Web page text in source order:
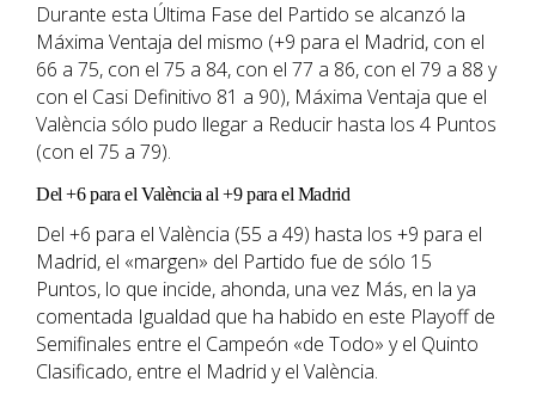
Durante esta Última Fase del Partido se alcanzó la
Máxima Ventaja del mismo (+9 para el Madrid, con el
66 a 75, con el 75 a 84, con el 77 a 86, con el 79 a 88 y
con el Casi Definitivo 81 a 90), Máxima Ventaja que el
València sólo pudo llegar a Reducir hasta los 4 Puntos
(con el 75 a 79).
Del +6 para el València al +9 para el Madrid
Del +6 para el València (55 a 49) hasta los +9 para el
Madrid, el «margen» del Partido fue de sólo 15
Puntos, lo que incide, ahonda, una vez Más, en la ya
comentada Igualdad que ha habido en este Playoff de
Semifinales entre el Campeón «de Todo» y el Quinto
Clasificado, entre el Madrid y el València.